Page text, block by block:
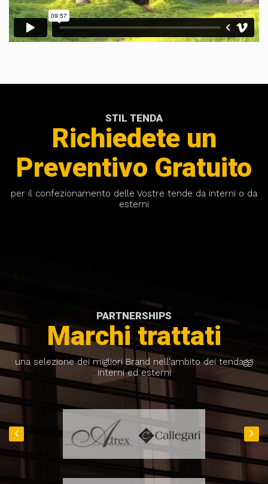
STIL TENDA
Richiedete un
Preventivo Gratuito
per il confezionamento delle Vostre tende da interni o da
esterni
PARTNERSHIPS
Marchi trattati
una selezione dei migliori Brand nell'ambito dei tendaggi
interni ed esterni